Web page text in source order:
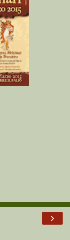
›